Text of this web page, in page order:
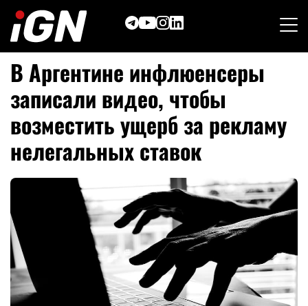
content
В Аргентине инфлюенсеры
записали видео, чтобы
возместить ущерб за рекламу
нелегальных ставок